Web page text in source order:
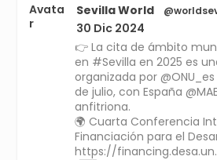
Avata
r
Sevilla World
30 Dic 2024
👉 La cita de ámbito
en #Sevilla en 2025 es
organizada por
de julio, con España
anfitriona.
🌍 Cuarta Conferencia
Financiación para el
https://